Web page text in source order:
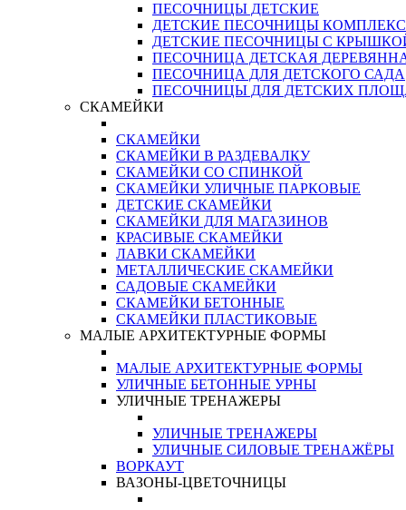
ПЕСОЧНИЦЫ ДЕТСКИЕ
ДЕТСКИЕ ПЕСОЧНИЦЫ
ДЕТСКИЕ ПЕСОЧНИЦЫ С
ПЕСОЧНИЦА ДЕТСКАЯ
ПЕСОЧНИЦА ДЛЯ ДЕТСКОГО САДА
ПЕСОЧНИЦЫ ДЛЯ ДЕТСКИХ
СКАМЕЙКИ
СКАМЕЙКИ
СКАМЕЙКИ В РАЗДЕВАЛКУ
СКАМЕЙКИ СО СПИНКОЙ
СКАМЕЙКИ УЛИЧНЫЕ ПАРКОВЫЕ
ДЕТСКИЕ СКАМЕЙКИ
СКАМЕЙКИ ДЛЯ МАГАЗИНОВ
КРАСИВЫЕ СКАМЕЙКИ
ЛАВКИ СКАМЕЙКИ
МЕТАЛЛИЧЕСКИЕ СКАМЕЙКИ
САДОВЫЕ СКАМЕЙКИ
СКАМЕЙКИ БЕТОННЫЕ
СКАМЕЙКИ ПЛАСТИКОВЫЕ
МАЛЫЕ АРХИТЕКТУРНЫЕ ФОРМЫ
МАЛЫЕ АРХИТЕКТУРНЫЕ ФОРМЫ
УЛИЧНЫЕ БЕТОННЫЕ УРНЫ
УЛИЧНЫЕ ТРЕНАЖЕРЫ
УЛИЧНЫЕ ТРЕНАЖЕРЫ
УЛИЧНЫЕ СИЛОВЫЕ ТРЕНАЖЁРЫ
ВОРКАУТ
ВАЗОНЫ-ЦВЕТОЧНИЦЫ